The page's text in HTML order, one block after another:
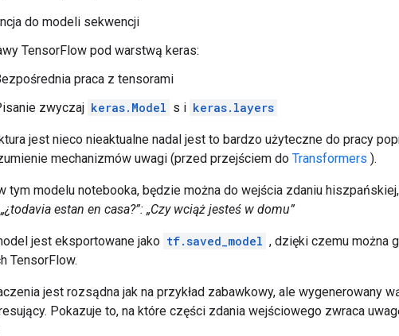
do modeli sekwencji
TensorFlow pod warstwą keras:
praca z tensorami
zwyczaj keras.Model s i keras.layers
jest nieco nieaktualne nadal jest to bardzo użyteczne do pracy
mechanizmów uwagi (przed przejściem do Transformers ).
tym modelu notebooka, będzie można do wejścia zdaniu
„¿todavia estan en casa?”: „Czy wciąż jesteś w domu”
jest eksportowane jako tf.saved_model , dzięki czemu można
TensorFlow.
jest rozsądna jak na przykład zabawkowy, ale wygenerowany
Pokazuje to, na które części zdania wejściowego zwraca